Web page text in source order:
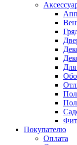
Для
Покупателю
Оплата